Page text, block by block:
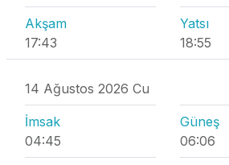
Akşam
17:43
Yatsı
18:55
14 Ağustos 2026 Cu
İmsak
04:45
Güneş
06:06